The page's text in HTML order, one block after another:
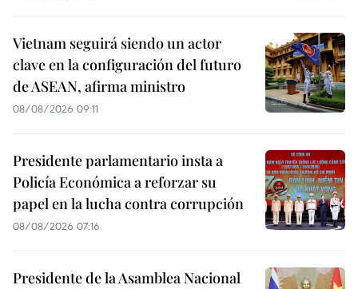
Vietnam seguirá siendo un actor
clave en la configuración del futuro
de ASEAN, afirma ministro
08/08/2026 09:11
Presidente parlamentario insta a
Policía Económica a reforzar su
papel en la lucha contra corrupción
08/08/2026 07:16
Presidente de la Asamblea Nacional